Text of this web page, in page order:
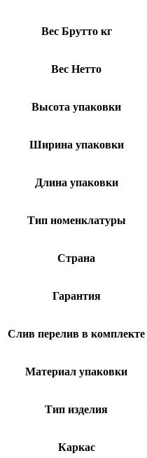
Вес Брутто кг
Вес Нетто
Высота упаковки
Ширина упаковки
Длина упаковки
Тип номенклатуры
Страна
Гарантия
Слив перелив в комплекте
Материал упаковки
Тип изделия
Каркас